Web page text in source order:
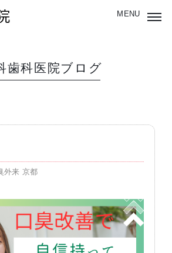
歯科医院ブログ
外来 京都